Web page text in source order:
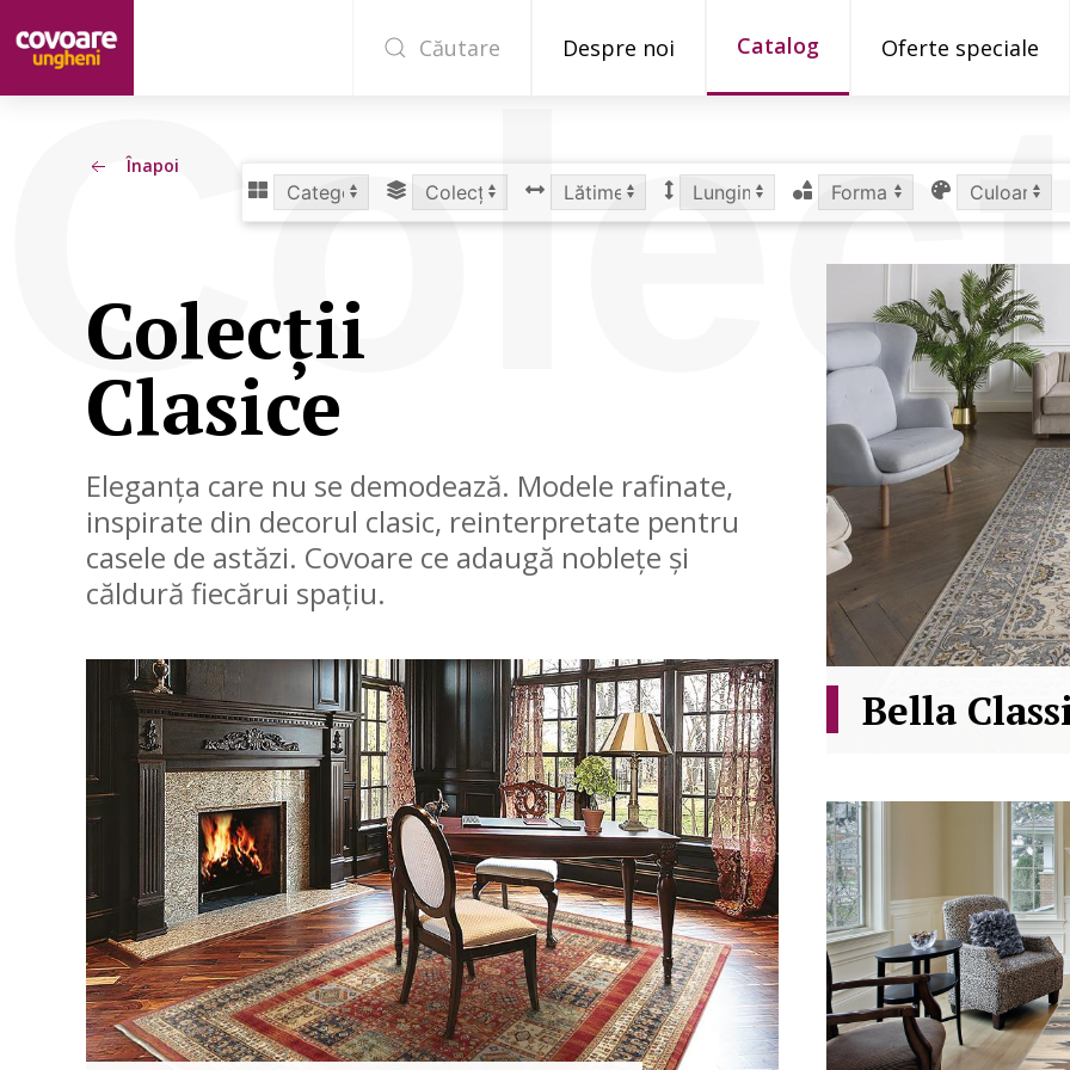
Căutare Despre noi Catalog Oferte speciale
Înapoi
Colecții
Clasice
Eleganța care nu se demodează. Modele rafinate,
inspirate din decorul clasic, reinterpretate pentru
casele de astăzi. Covoare ce adaugă noblețe și
căldură fiecărui spațiu.
Bella